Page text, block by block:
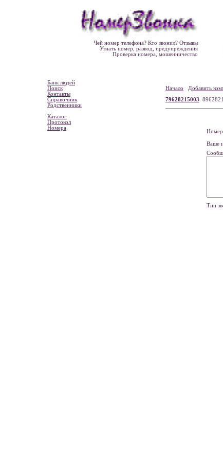
Чей номер телефона? Кто звонил? Отзывы
Узнать номер, развод, предупреждения
Проверка номера, мошенничество
Банк людей
Поиск
Контакты
Справочник
Родственники
Каталог
Протокол
Номера
Начало
Добавить
79628215003
Ваше
Тип